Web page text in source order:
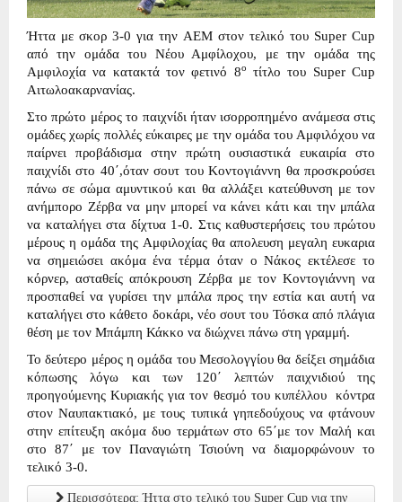
Ήττα με σκορ 3-0 για την ΑΕΜ στον τελικό του Super Cup
από την ομάδα του Νέου Αμφίλοχου, με την ομάδα της
Αμφιλοχία να κατακτά τον φετινό 8ο
τίτλο του Super Cup
Αιτωλοακαρνανίας.
Στο πρώτο μέρος το παιχνίδι ήταν ισορροπημένο ανάμεσα στις
ομάδες χωρίς πολλές εύκαιρες με την ομάδα του Αμφιλόχου να
παίρνει προβάδισμα στην πρώτη ουσιαστικά ευκαιρία στο
παιχνίδι στο 40΄,όταν σουτ του Κοντογιάννη θα προσκρούσει
πάνω σε σώμα αμυντικού και θα αλλάξει κατεύθυνση με τον
ανήμπορο Ζέρβα να μην μπορεί να κάνει κάτι και την μπάλα
να καταλήγει στα δίχτυα 1-0. Στις καθυστερήσεις του πρώτου
μέρους η ομάδα της Αμφιλοχίας θα απολευση μεγαλη ευκαρια
να σημειώσει ακόμα ένα τέρμα όταν ο Νάκος εκτέλεσε το
κόρνερ, ασταθείς απόκρουση Ζέρβα με τον Κοντογιάννη να
προσπαθεί να γυρίσει την μπάλα προς την εστία και αυτή να
καταλήγει στο κάθετο δοκάρι, νέο σουτ του Τόσκα από πλάγια
θέση με τον Μπάμπη Κάκκο να διώχνει πάνω στη γραμμή.
Το δεύτερο μέρος η ομάδα του Μεσολογγίου θα δείξει σημάδια
κόπωσης λόγω και των 120΄ λεπτών παιχνιδιού της
προηγούμενης Κυριακής για τον θεσμό του κυπέλλου κόντρα
στον Ναυπακτιακό, με τους τυπικά γηπεδούχους να φτάνουν
στην επίτευξη ακόμα δυο τερμάτων στο 65΄με τον Μαλή και
στο 87΄ με τον Παναγιώτη Τσιούνη να διαμορφώνουν το
τελικό 3-0.
Περισσότερα: Ήττα στο τελικό του Super Cup για την